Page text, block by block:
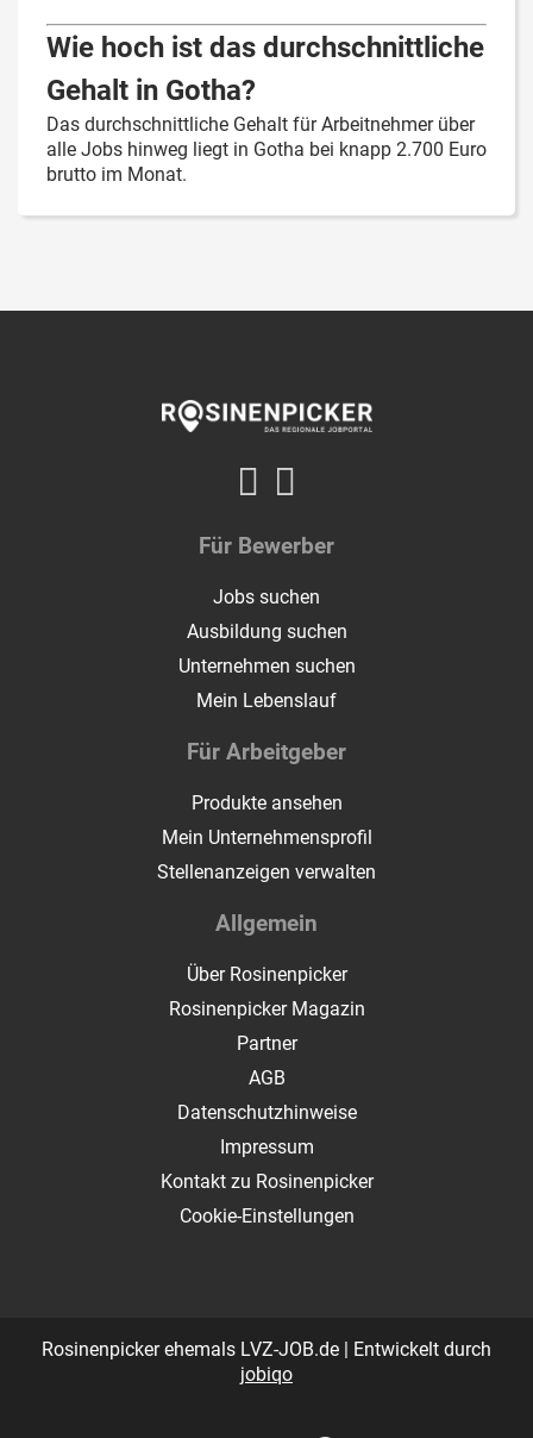
Wie hoch ist das durchschnittliche
Gehalt in Gotha?
Das durchschnittliche Gehalt für Arbeitnehmer über
alle Jobs hinweg liegt in Gotha bei knapp 2.700 Euro
brutto im Monat.
Für Bewerber
Jobs suchen
Ausbildung suchen
Unternehmen suchen
Mein Lebenslauf
Für Arbeitgeber
Produkte ansehen
Mein Unternehmensprofil
Stellenanzeigen verwalten
Allgemein
Über Rosinenpicker
Rosinenpicker Magazin
Partner
AGB
Datenschutzhinweise
Impressum
Kontakt zu Rosinenpicker
Cookie-Einstellungen
Rosinenpicker ehemals LVZ-JOB.de | Entwickelt durch
jobiqo